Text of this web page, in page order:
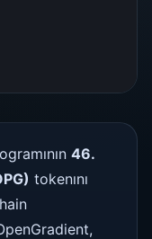
46.
tokenını